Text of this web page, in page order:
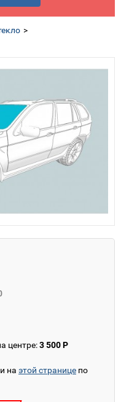
центре:3 500 Р
на этой странице по